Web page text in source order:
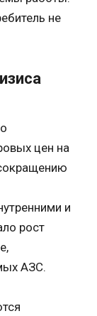
не
цен на
и
рост
АЗС.